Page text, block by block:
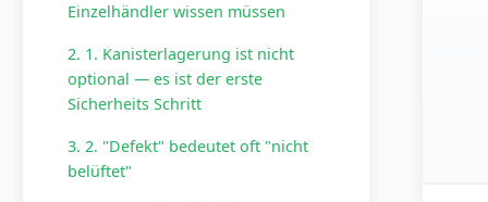
Einzelhändler wissen müssen
2. 1. Kanisterlagerung ist nicht
optional — es ist der erste
Sicherheits Schritt
3. 2. "Defekt" bedeutet oft "nicht
belüftet"